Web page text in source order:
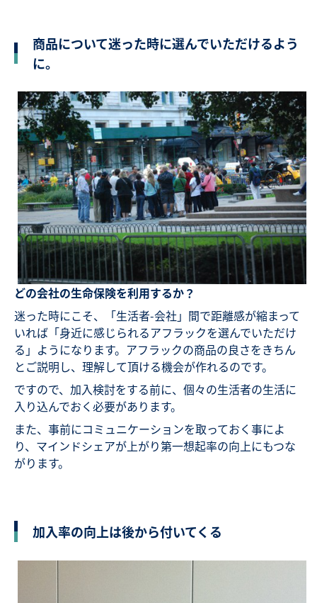
商品について迷った時に選んでいただけるよう
に。
どの会社の生命保険を利用するか？
迷った時にこそ、「生活者-会社」間で距離感が縮まって
いれば「身近に感じられるアフラックを選んでいただけ
る」ようになります。アフラックの商品の良さをきちん
とご説明し、理解して頂ける機会が作れるのです。
ですので、加入検討をする前に、個々の生活者の生活に
入り込んでおく必要があります。
また、事前にコミュニケーションを取っておく事によ
り、マインドシェアが上がり第一想起率の向上にもつな
がります。
加入率の向上は後から付いてくる